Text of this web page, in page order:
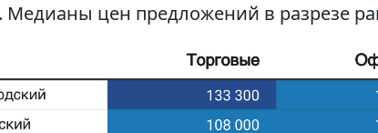
Медианы цен предложений в разрезе